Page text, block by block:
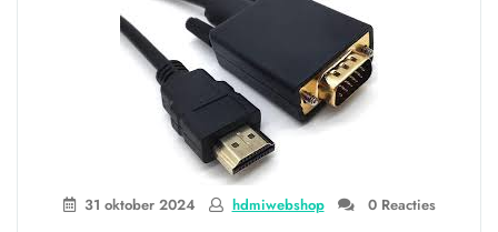
31 oktober 2024 hdmiwebshop 0 Reacties